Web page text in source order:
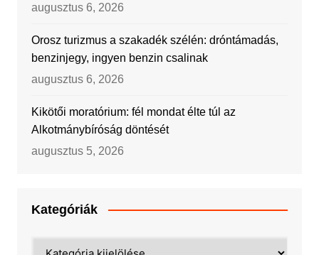
augusztus 6, 2026
Orosz turizmus a szakadék szélén: dróntámadás,
benzinjegy, ingyen benzin csalinak
augusztus 6, 2026
Kikötői moratórium: fél mondat élte túl az
Alkotmánybíróság döntését
augusztus 5, 2026
Kategóriák